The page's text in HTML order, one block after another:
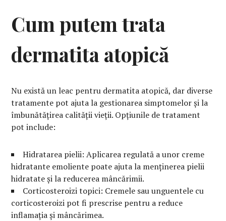
Cum putem trata
dermatita atopică
Nu există un leac pentru dermatita atopică, dar diverse
tratamente pot ajuta la gestionarea simptomelor și la
îmbunătățirea calității vieții. Opțiunile de tratament
pot include:
Hidratarea pielii: Aplicarea regulată a unor creme
hidratante emoliente poate ajuta la menținerea pielii
hidratate și la reducerea mâncărimii.
Corticosteroizi topici: Cremele sau unguentele cu
corticosteroizi pot fi prescrise pentru a reduce
inflamația și mâncărimea.